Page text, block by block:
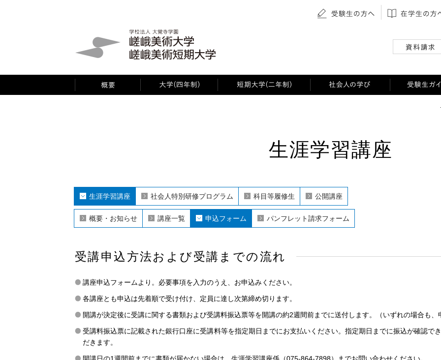
生涯学習講座
生涯学習講座 社会人特別研修プログラム 科目等履修生 公開講座
概要・お知らせ 講座一覧 申込フォーム パンフレット請求フォーム
受講申込方法および受講までの流れ
講座申込フォームより。必要事項を入力のうえ、お申込みください。
各講座とも申込は先着順で受け付け、定員に達し次第締め切ります。
開講が決定後に受講に関する書類および受講料振込票等を開講の約2週間前までに送付します。（いずれの場合も、
受講料振込票に記載された銀行口座に受講料等を指定期日までにお支払いください。指定期日までに振込が確認で
だきます。